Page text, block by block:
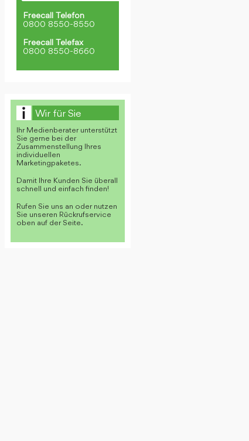
Freecall Telefon
0800 8550-8550
Freecall Telefax
0800 8550-8660
Wir für Sie
Ihr Medienberater unterstützt
Sie gerne bei der
Zusammenstellung Ihres
individuellen
Marketingpaketes.
Damit Ihre Kunden Sie überall
schnell und einfach finden!
Rufen Sie uns an oder nutzen
Sie unseren Rückrufservice
oben auf der Seite.